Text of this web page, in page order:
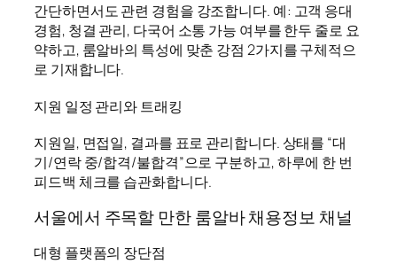
간단하면서도 관련 경험을 강조합니다. 예: 고객 응대
경험, 청결 관리, 다국어 소통 가능 여부를 한두 줄로 요
약하고, 룸알바의 특성에 맞춘 강점 2가지를 구체적으
로 기재합니다.
지원 일정 관리와 트래킹
지원일, 면접일, 결과를 표로 관리합니다. 상태를 “대
기/연락 중/합격/불합격”으로 구분하고, 하루에 한 번
피드백 체크를 습관화합니다.
서울에서 주목할 만한 룸알바 채용정보 채널
대형 플랫폼의 장단점